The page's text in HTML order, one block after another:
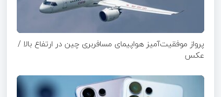
پرواز موفقیت‌آمیز هواپیمای مسافربری چین در ارتفاع بالا /
عکس